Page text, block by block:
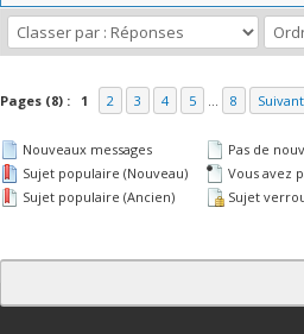
Pages (8) : 1 2 3 4 5 ... 8
Nouveaux messages
Sujet populaire (Nouveau)
Sujet populaire (Ancien)
Pas de
Vous avez
Sujet
Contact Club Affiliation Retourner en